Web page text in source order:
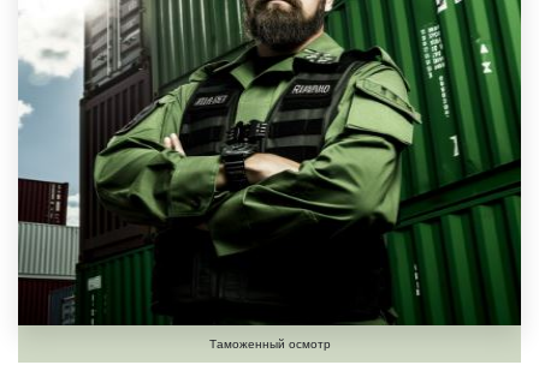
Таможенный осмотр